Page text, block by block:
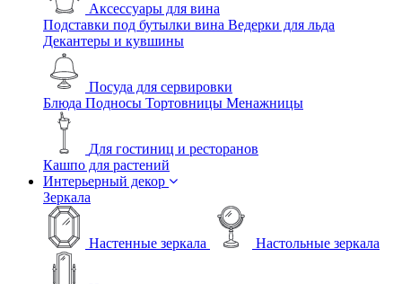
Аксессуары для вина
Подставки под бутылки вина Ведерки для льда
Декантеры и кувшины
Посуда для сервировки
Блюда Подносы Тортовницы Менажницы
Для гостиниц и ресторанов
Кашпо для растений
Интерьерный декор
Зеркала
Настенные зеркала Настольные зеркала